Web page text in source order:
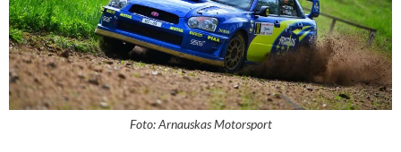
Foto: Arnauskas Motorsport